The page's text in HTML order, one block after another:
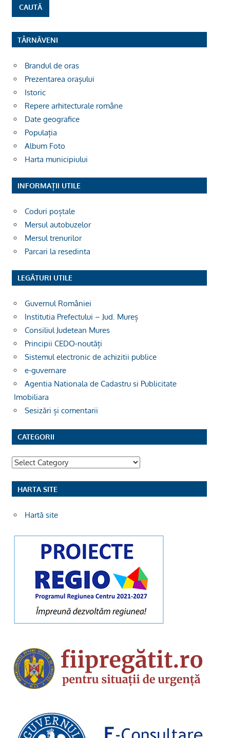
TÂRNĂVENI
Brandul de oras
Prezentarea orașului
Istoric
Repere arhitecturale române
Date geografice
Populația
Album Foto
Harta municipiului
INFORMAȚII UTILE
Coduri poștale
Mersul autobuzelor
Mersul trenurilor
Parcari la resedinta
LEGĂTURI UTILE
Guvernul României
Institutia Prefectului – Jud. Mureș
Consiliul Judetean Mures
Principii CEDO-noutăți
Sistemul electronic de achizitii publice
e-guvernare
Agentia Nationala de Cadastru si Publicitate
Imobiliara
Sesizări și comentarii
CATEGORII
Categorii
HARTA SITE
Hartă site